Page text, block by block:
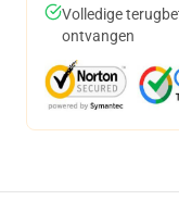
Volledige
ontvangen